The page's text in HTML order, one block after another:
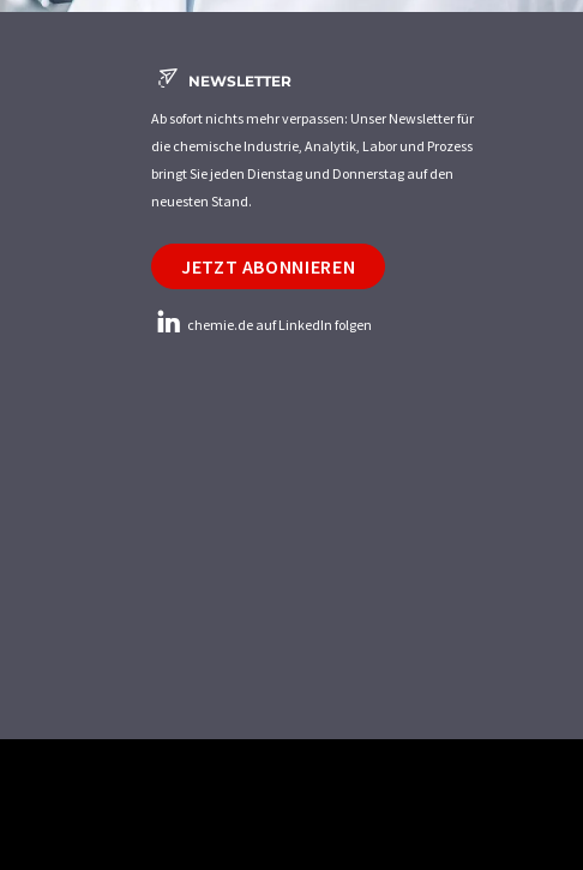
NEWSLETTER
Ab sofort nichts mehr verpassen: Unser Newsletter für
die chemische Industrie, Analytik, Labor und Prozess
bringt Sie jeden Dienstag und Donnerstag auf den
neuesten Stand.
JETZT ABONNIEREN
chemie.de auf LinkedIn folgen